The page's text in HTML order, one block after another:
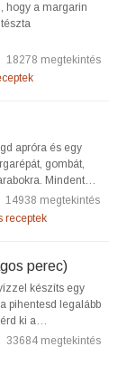
hogy a margarin
18278 megtekintés
apróra és egy
gombát,
Mindent…
14938 megtekintés
receptek
perec)
készíts egy
pihentesd legalább
ki a…
33684 megtekintés